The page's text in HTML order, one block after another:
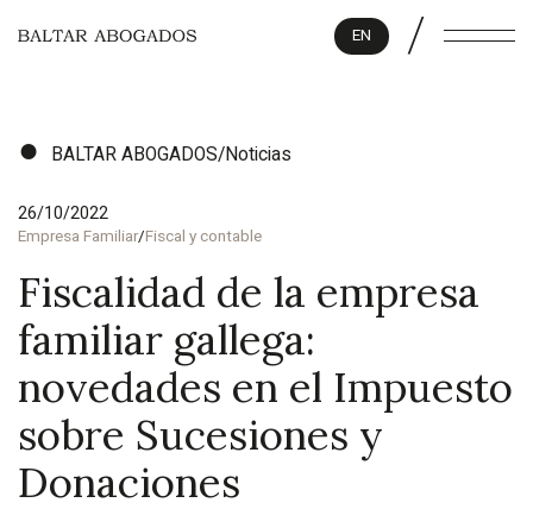
EN /
BALTAR ABOGADOS/Noticias
26/10/2022
Empresa Familiar/Fiscal y contable
Fiscalidad de la empresa
familiar gallega:
novedades en el Impuesto
sobre Sucesiones y
Donaciones